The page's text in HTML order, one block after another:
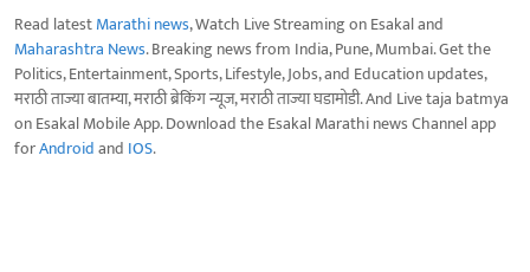
Read latestMarathi news, Watch Live Streaming on Esakal and
Maharashtra News. Breaking news from India, Pune, Mumbai. Get the
Politics, Entertainment, Sports, Lifestyle, Jobs, and Education updates,
मराठी ताज्या बातम्या, मराठी ब्रेकिंग न्यूज, मराठी ताज्या घडामोडी. And Live taja batmya
on Esakal Mobile App. Download the Esakal Marathi news Channel app
forAndroidand IOS.